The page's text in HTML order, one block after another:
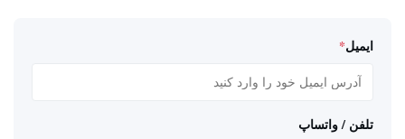
ایمیل*
تلفن / واتساپ